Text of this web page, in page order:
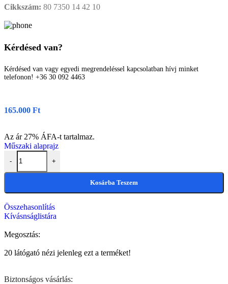
Cikkszám: 80 7350 14 42 10
Kérdésed van?
Kérdésed van vagy egyedi megrendeléssel kapcsolatban hívj minket
telefonon! +36 30 092 4463
165.000 Ft
Az ár 27% ÁFA-t tartalmaz.
Műszaki alaprajz
- +
Kosárba Teszem
Összehasonlítás
Kívásnságlistára
Megosztás:
20 látógató nézi jelenleg ezt a terméket!
Biztonságos vásárlás: